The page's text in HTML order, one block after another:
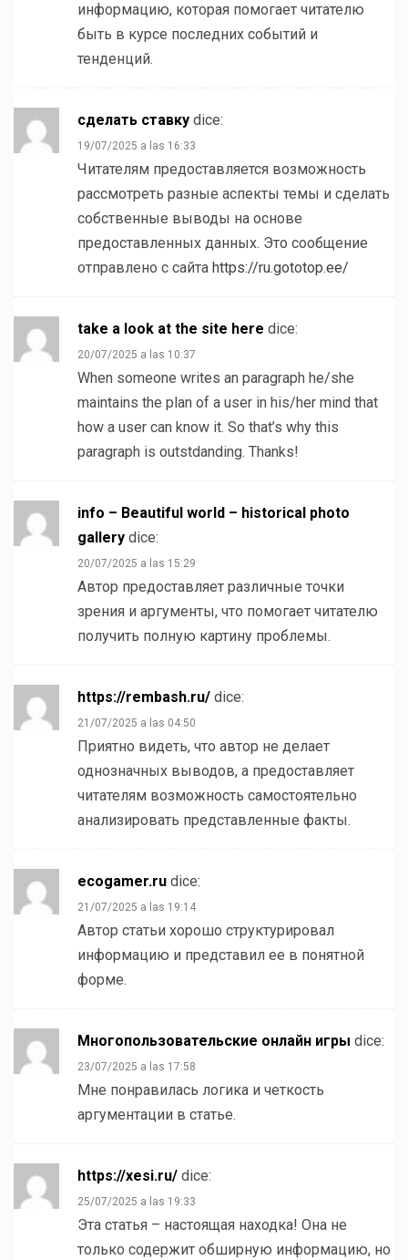
информацию, которая помогает читателю
быть в курсе последних событий и
тенденций.
сделать ставку dice:
19/07/2025 a las 16:33
Читателям предоставляется возможность
рассмотреть разные аспекты темы и сделать
собственные выводы на основе
предоставленных данных. Это сообщение
отправлено с сайта https://ru.gototop.ee/
take a look at the site here dice:
20/07/2025 a las 10:37
When someone writes an paragraph he/she
maintains the plan of a user in his/her mind that
how a user can know it. So that’s why this
paragraph is outstdanding. Thanks!
info – Beautiful world – historical photo
gallery dice:
20/07/2025 a las 15:29
Автор предоставляет различные точки
зрения и аргументы, что помогает читателю
получить полную картину проблемы.
https://rembash.ru/ dice:
21/07/2025 a las 04:50
Приятно видеть, что автор не делает
однозначных выводов, а предоставляет
читателям возможность самостоятельно
анализировать представленные факты.
ecogamer.ru dice:
21/07/2025 a las 19:14
Автор статьи хорошо структурировал
информацию и представил ее в понятной
форме.
Многопользовательские онлайн игры dice:
23/07/2025 a las 17:58
Мне понравилась логика и четкость
аргументации в статье.
https://xesi.ru/ dice:
25/07/2025 a las 19:33
Эта статья – настоящая находка! Она не
только содержит обширную информацию, но